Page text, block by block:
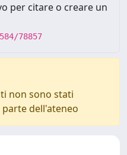
per citare o creare un
78857
non sono stati
dell'ateneo